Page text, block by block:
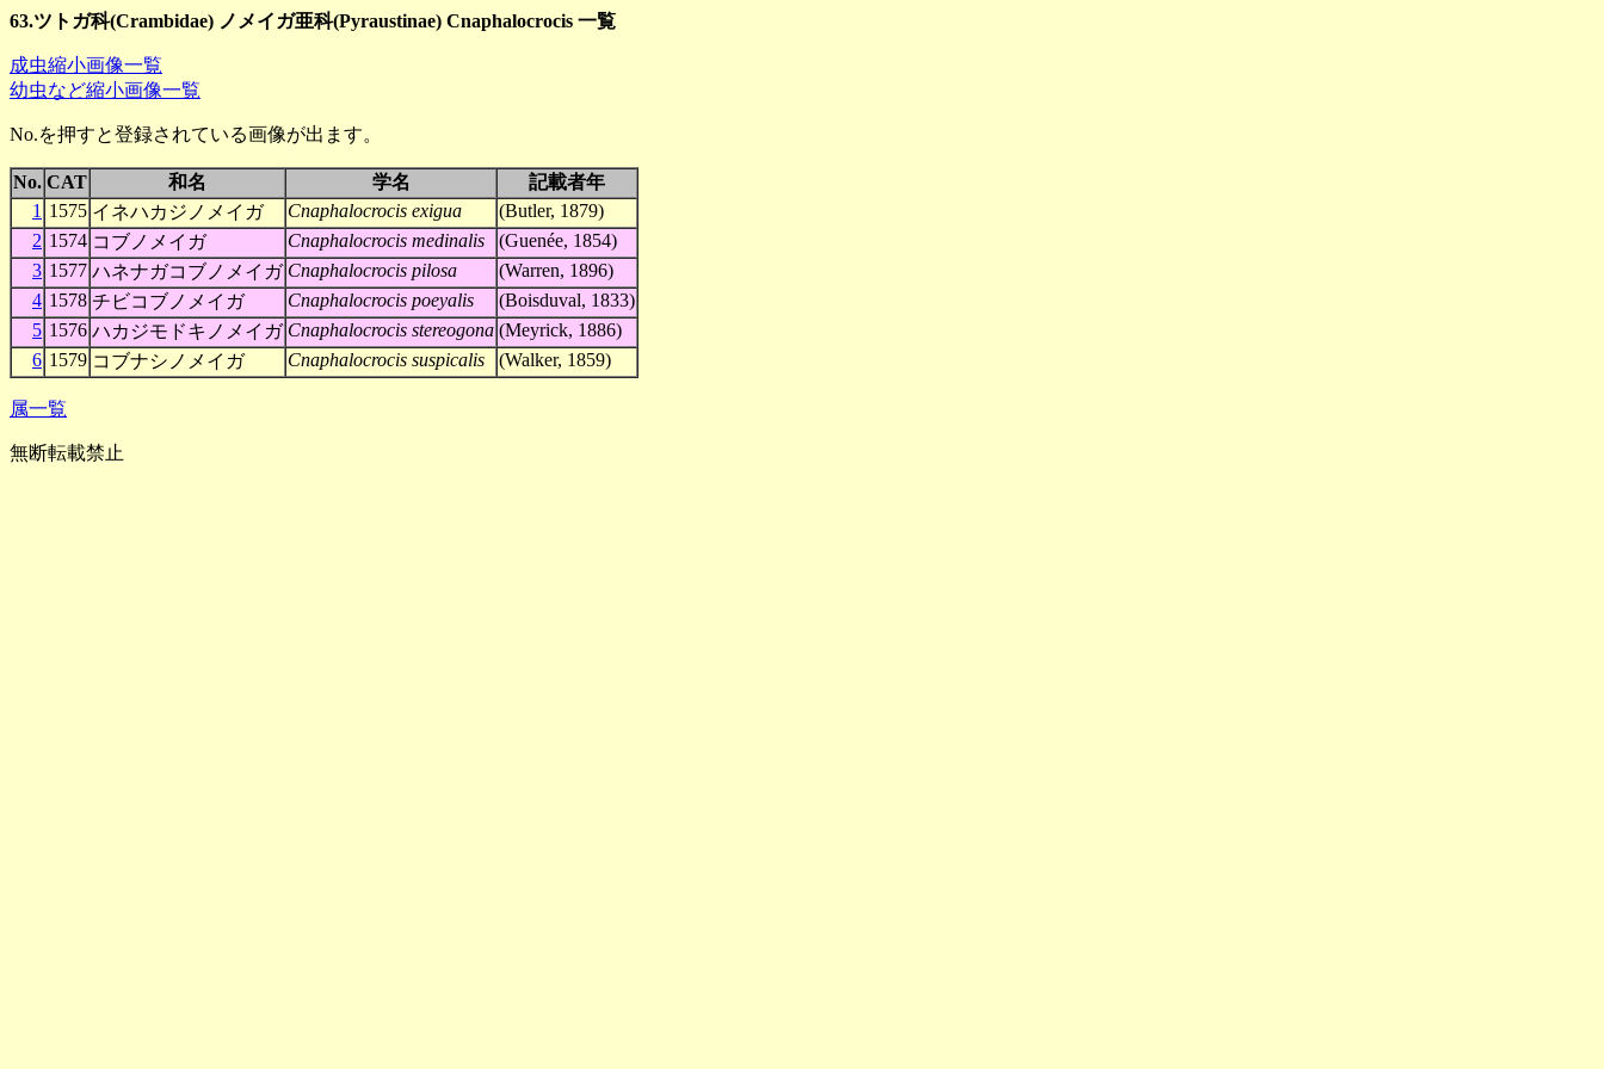
63.ツトガ科(Crambidae) ノメイガ亜科(Pyraustinae) Cnaphalocrocis 一覧
成虫縮小画像一覧
幼虫など縮小画像一覧
No.を押すと登録されている画像が出ます。
No. CAT 和名 学名
記載者年
1 1575 イネハカジノメイガ Cnaphalocrocis exigua
(Butler, 1879)
2 1574 コブノメイガ Cnaphalocrocis medinalis
(Guenée, 1854)
3 1577 ハネナガコブノメイガ Cnaphalocrocis pilosa
(Warren, 1896)
4 1578 チビコブノメイガ Cnaphalocrocis poeyalis
(Boisduval, 1833)
5 1576 ハカジモドキノメイガ Cnaphalocrocis stereogona (Meyrick, 1886)
6 1579 コブナシノメイガ Cnaphalocrocis suspicalis (Walker, 1859)
属一覧
無断転載禁止